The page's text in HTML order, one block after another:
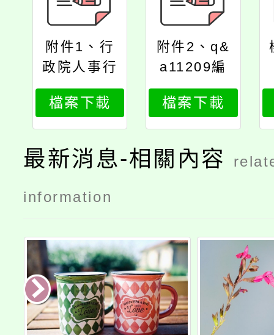
附件1、行
政院人事行
政總處函
檔案下載
附件2、q&
a11209編
製
檔案下載
最新消息-相關內容
information